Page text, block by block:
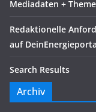
Mediadaten +
Redaktionelle
auf
Search Results
Archiv